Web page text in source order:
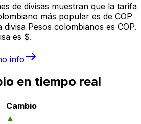
de divisas muestran que la tarifa
más popular es de COP
divisa Pesos colombianos es COP.
es $.
info
en tiempo real
Cambio
▲